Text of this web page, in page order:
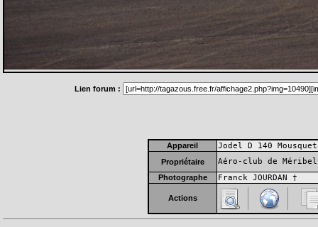
Lien forum :
Appareil Jodel D 140
Propriétaire Aéro-club de Méribel
Photographe Franck JOURDAN †
Actions